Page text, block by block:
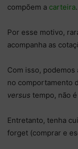
compõem a carteira.
Por esse motivo,
acompanha as
Com isso,
no comportamento
versus tempo, não
Entretanto, tenha
forget (comprar e